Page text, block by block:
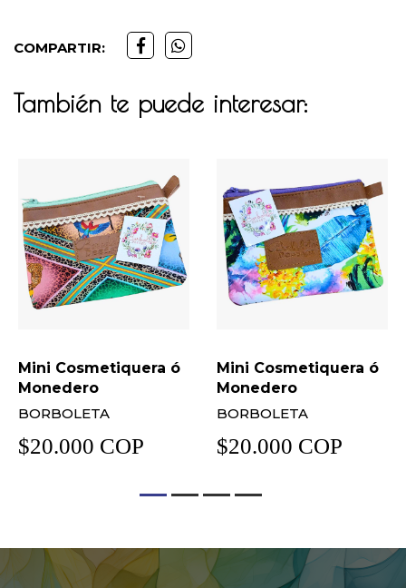
COMPARTIR:
También te puede interesar:
Mini Cosmetiquera ó
Monedero
BORBOLETA
$20.000 COP
Mini Cosmetiquera ó
Monedero
BORBOLETA
$20.000 COP